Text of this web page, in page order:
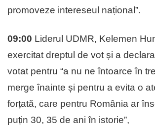
promoveze intereseul național”.
09:00 Liderul UDMR, Kelemen
exercitat dreptul de vot și a
votat pentru “a nu ne întoarce în
merge înainte și pentru a evita o
forțată, care pentru România ar
puțin 30, 35 de ani în istorie”,